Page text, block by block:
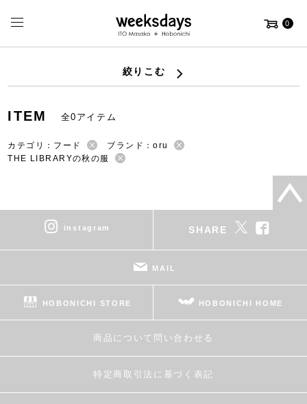
0
絞りこむ
ITEM 全0アイテム
カテゴリ：フード
ブランド：oru
THE LIBRARYの秋の服
instagram SHARE
MAIL
HOBONICHI STORE HOBONICHI HOME
商品について問い合わせる
特定商取引法に基づく表記